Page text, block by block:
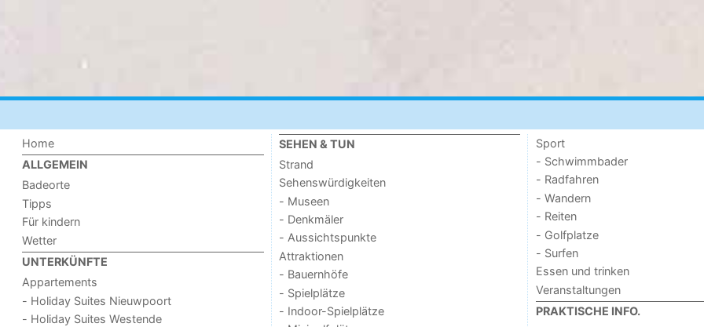
Home
ALLGEMEIN
Badeorte
Tipps
Für kindern
Wetter
UNTERKÜNFTE
Appartements
- Holiday Suites Nieuwpoort
- Holiday Suites Westende
SEHEN & TUN
Strand
Sehenswürdigkeiten
- Museen
- Denkmäler
- Aussichtspunkte
Attraktionen
- Bauernhöfe
- Spielplätze
- Indoor-Spielplätze
Sport
- Schwimmbader
- Radfahren
- Wandern
- Reiten
- Golfplatze
- Surfen
Essen und trinken
Veranstaltungen
PRAKTISCHE INFO.